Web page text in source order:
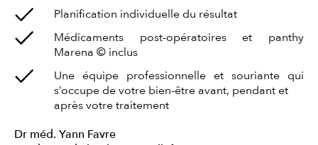
Planification individuelle du résultat
Médicaments post-opératoires et panthy
Marena © inclus
Une équipe professionnelle et souriante qui
s’occupe de votre bien-être avant, pendant et
après votre traitement
Dr méd. Yann Favre